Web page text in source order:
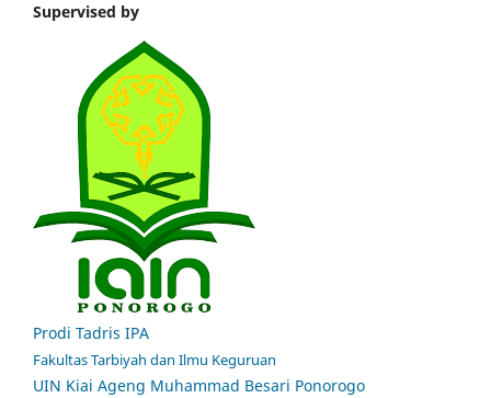
Supervised by
Prodi Tadris IPA
Fakultas Tarbiyah dan Ilmu Keguruan
UIN Kiai Ageng Muhammad Besari Ponorogo